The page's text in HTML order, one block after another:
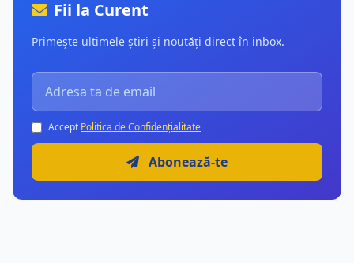
Fii la Curent
Primește ultimele știri și noutăți direct în inbox.
Accept Politica de Confidențialitate
Abonează-te